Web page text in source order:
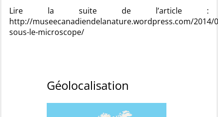
Lire la suite de l’article :
http://museecanadiendelanature.wordpress.com/2014/
sous-le-microscope/
Géolocalisation